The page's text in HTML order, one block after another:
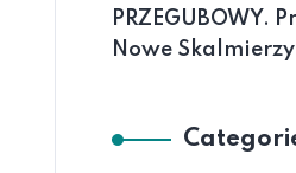
PRZEGUBOWY.
Nowe